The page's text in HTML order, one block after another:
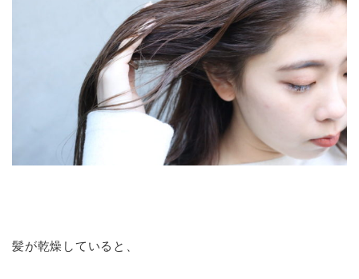
髪が乾燥していると、